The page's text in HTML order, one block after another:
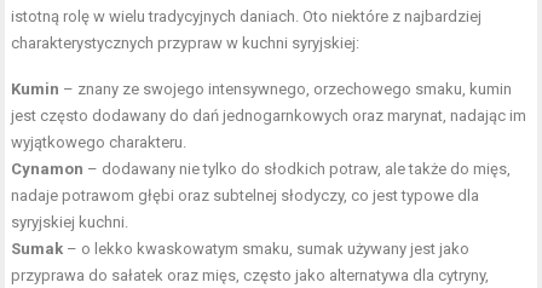
istotną rolę w wielu tradycyjnych daniach. Oto niektóre z najbardziej
charakterystycznych przypraw w kuchni syryjskiej:
Kumin – znany ze swojego intensywnego, orzechowego smaku, kumin
jest często dodawany do dań jednogarnkowych oraz marynat, nadając im
wyjątkowego charakteru.
Cynamon – dodawany nie tylko do słodkich potraw, ale także do mięs,
nadaje potrawom głębi oraz subtelnej słodyczy, co jest typowe dla
syryjskiej kuchni.
Sumak – o lekko kwaskowatym smaku, sumak używany jest jako
przyprawa do sałatek oraz mięs, często jako alternatywa dla cytryny,